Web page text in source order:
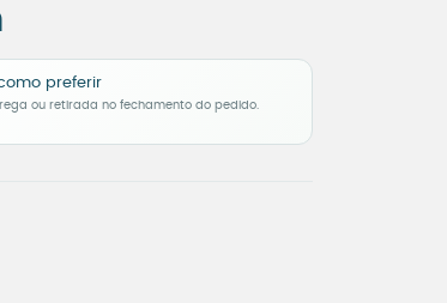
preferir
ou retirada no fechamento do pedido.